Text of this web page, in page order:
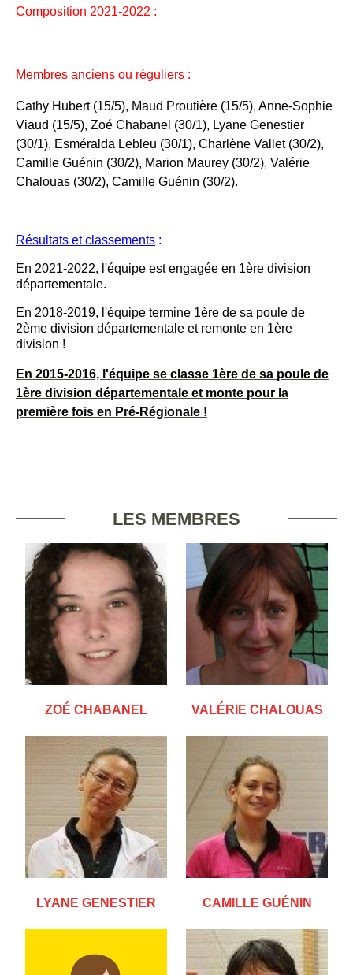
Composition 2021-2022 :
Membres anciens ou réguliers :
Cathy Hubert (15/5), Maud Proutière (15/5), Anne-Sophie
Viaud (15/5), Zoé Chabanel (30/1), Lyane Genestier
(30/1), Esméralda Lebleu (30/1), Charlène Vallet (30/2),
Camille Guénin (30/2), Marion Maurey (30/2), Valérie
Chalouas (30/2), Camille Guénin (30/2).
Résultats et classements :
En 2021-2022, l'équipe est engagée en 1ère division
départementale.
En 2018-2019, l'équipe termine 1ère de sa poule de
2ème division départementale et remonte en 1ère
division !
En 2015-2016, l'équipe se classe 1ère de sa poule de
1ère division départementale et monte pour la
première fois en Pré-Régionale !
LES MEMBRES
ZOÉ CHABANEL VALÉRIE CHALOUAS
LYANE GENESTIER CAMILLE GUÉNIN